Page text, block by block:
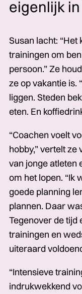
eigenlijk
Susan lacht: “Het
trainingen om
persoon.” Ze
ze op vakantie is.
liggen. Steden
eten. En
“Coachen voelt
hobby,” vertelt ze
van jonge atleten
om het lopen. “Ik
goede planning
plannen. Daar
Tegenover de tijd
trainingen en
uiteraard
“Intensieve
indrukwekkend